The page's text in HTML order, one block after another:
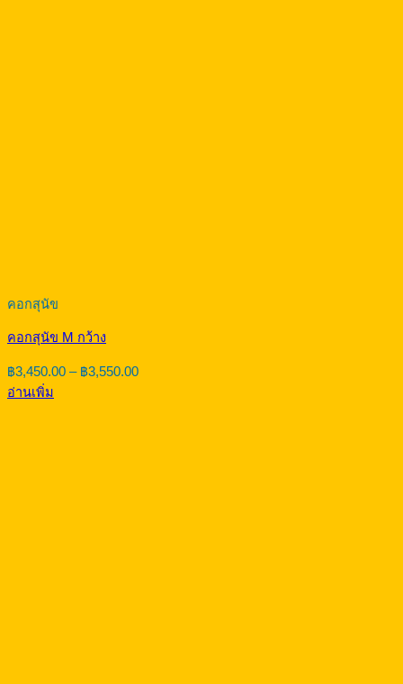
คอกสุนัข
คอกสุนัข M กว้าง
฿3,450.00 – ฿3,550.00Price
อ่านเพิ่ม